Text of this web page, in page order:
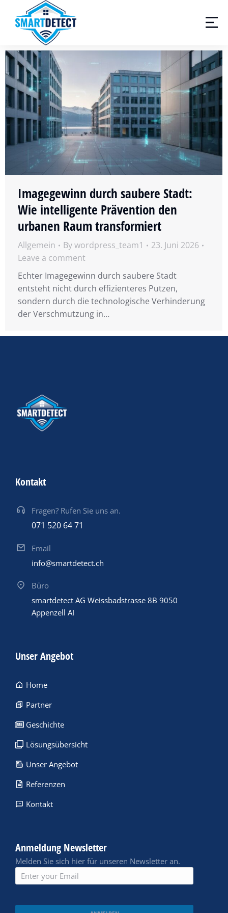
Imagegewinn durch saubere Stadt:
Wie intelligente Prävention den
urbanen Raum transformiert
Allgemein Bywordpress_team1
23. Juni 2026
Leave a comment
Echter Imagegewinn durch saubere Stadt
entsteht nicht durch effizienteres Putzen,
sondern durch die technologische Verhinderung
der Verschmutzung in…
Kontakt
Fragen? Rufen Sie uns an.
071 520 64 71
Email
info@smartdetect.ch
Büro
smartdetect AG Weissbadstrasse 8B 9050
Appenzell AI
Unser Angebot
Home
Partner
Geschichte
Lösungsübersicht
Unser Angebot
Referenzen
Kontakt
Anmeldung Newsletter
Melden Sie sich hier für unseren Newsletter an.